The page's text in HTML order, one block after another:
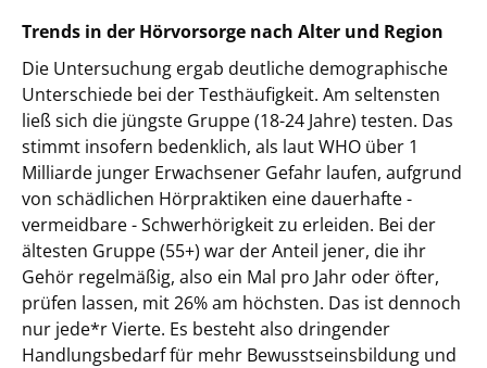
Trends in der Hörvorsorge nach Alter und Region
Die Untersuchung ergab deutliche demographische
Unterschiede bei der Testhäufigkeit. Am seltensten
ließ sich die jüngste Gruppe (18-24 Jahre) testen. Das
stimmt insofern bedenklich, als laut WHO über 1
Milliarde junger Erwachsener Gefahr laufen, aufgrund
von schädlichen Hörpraktiken eine dauerhafte -
vermeidbare - Schwerhörigkeit zu erleiden. Bei der
ältesten Gruppe (55+) war der Anteil jener, die ihr
Gehör regelmäßig, also ein Mal pro Jahr oder öfter,
prüfen lassen, mit 26% am höchsten. Das ist dennoch
nur jede*r Vierte. Es besteht also dringender
Handlungsbedarf für mehr Bewusstseinsbildung und